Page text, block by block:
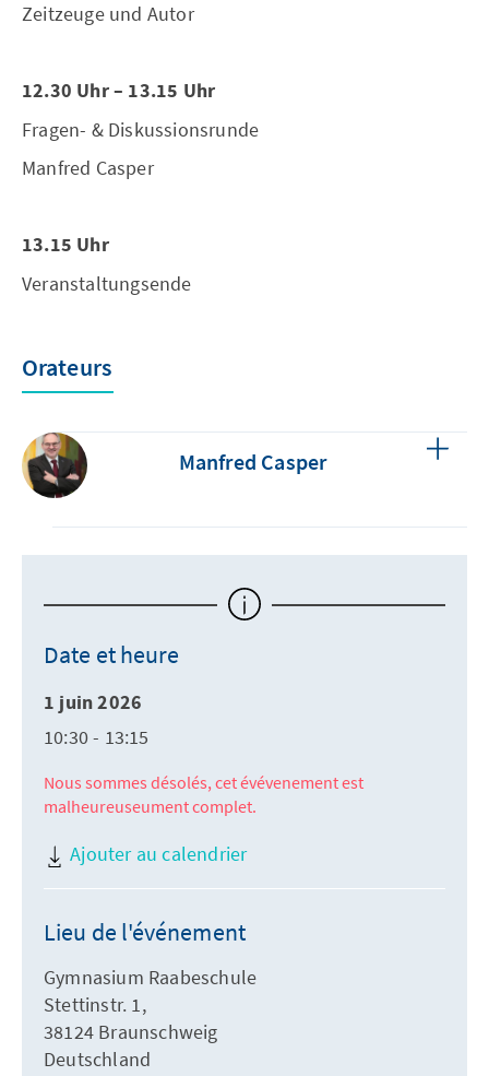
Zeitzeuge und Autor
12.30 Uhr – 13.15 Uhr
Fragen- & Diskussionsrunde
Manfred Casper
13.15 Uhr
Veranstaltungsende
Orateurs
Manfred Casper
Date et heure
1 juin 2026
10:30 - 13:15
Nous sommes désolés, cet évévenement est
malheureuseument complet.
Ajouter au calendrier
Lieu de l'événement
Gymnasium Raabeschule
Stettinstr. 1,
38124 Braunschweig
Deutschland